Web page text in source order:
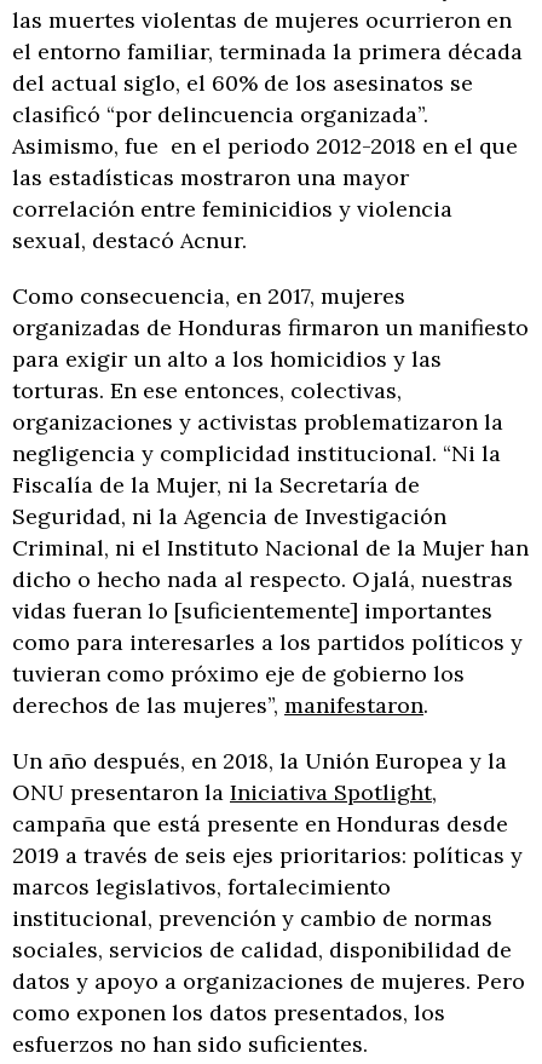
las muertes violentas de mujeres ocurrieron en
el entorno familiar, terminada la primera década
del actual siglo, el 60% de los asesinatos se
clasificó “por delincuencia organizada”.
Asimismo, fue en el periodo 2012-2018 en el que
las estadísticas mostraron una mayor
correlación entre feminicidios y violencia
sexual, destacó Acnur.
Como consecuencia, en 2017, mujeres
organizadas de Honduras firmaron un manifiesto
para exigir un alto a los homicidios y las
torturas. En ese entonces, colectivas,
organizaciones y activistas problematizaron la
negligencia y complicidad institucional. “Ni la
Fiscalía de la Mujer, ni la Secretaría de
Seguridad, ni la Agencia de Investigación
Criminal, ni el Instituto Nacional de la Mujer han
dicho o hecho nada al respecto. Ojalá, nuestras
vidas fueran lo [suficientemente] importantes
como para interesarles a los partidos políticos y
tuvieran como próximo eje de gobierno los
derechos de las mujeres”, manifestaron.
Un año después, en 2018, la Unión Europea y la
ONU presentaron la Iniciativa Spotlight,
campaña que está presente en Honduras desde
2019 a través de seis ejes prioritarios: políticas y
marcos legislativos, fortalecimiento
institucional, prevención y cambio de normas
sociales, servicios de calidad, disponibilidad de
datos y apoyo a organizaciones de mujeres. Pero
como exponen los datos presentados, los
esfuerzos no han sido suficientes.